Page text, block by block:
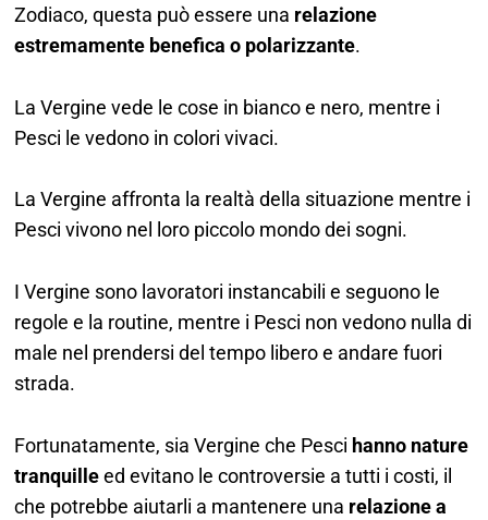
Zodiaco, questa può essere una relazione
estremamente benefica o polarizzante.
La Vergine vede le cose in bianco e nero, mentre i
Pesci le vedono in colori vivaci.
La Vergine affronta la realtà della situazione mentre i
Pesci vivono nel loro piccolo mondo dei sogni.
I Vergine sono lavoratori instancabili e seguono le
regole e la routine, mentre i Pesci non vedono nulla di
male nel prendersi del tempo libero e andare fuori
strada.
Fortunatamente, sia Vergine che Pesci hanno nature
tranquilleed evitano le controversie a tutti i costi, il
che potrebbe aiutarli a mantenere una relazione a